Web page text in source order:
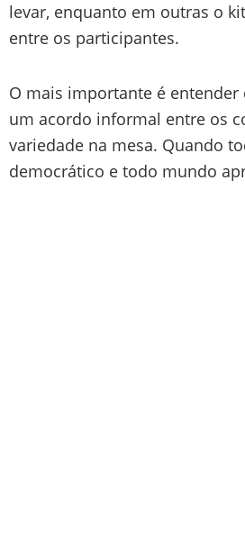
levar, enquanto em outras o
entre os participantes.
O mais importante é
um acordo informal entre os
variedade na mesa. Quando
democrático e todo mundo